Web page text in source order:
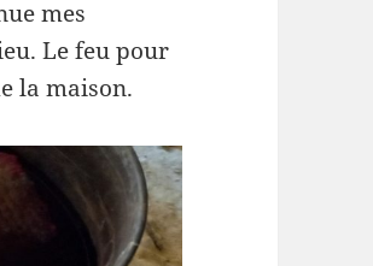
mes
Le feu pour
la maison.